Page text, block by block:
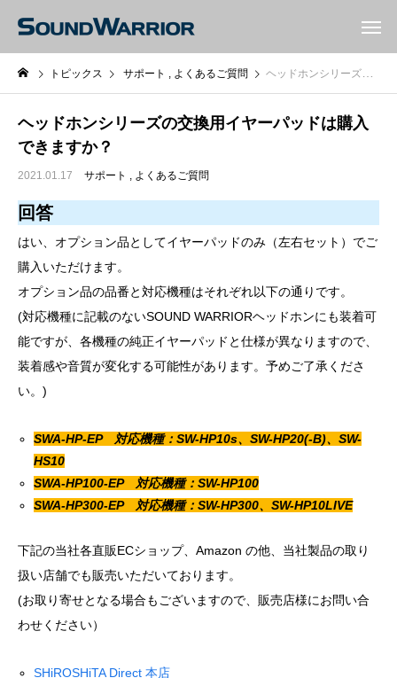
トピックス サポート よくあるご質問 ヘッドホンシリーズの交換用イヤーパッドは購入できますか？
ヘッドホンシリーズの交換用イヤーパッドは購入
できますか？
2021.01.17 サポート よくあるご質問
回答
はい、オプション品としてイヤーパッドのみ（左右セット）でご
購入いただけます。
オプション品の品番と対応機種はそれぞれ以下の通りです。
(対応機種に記載のないSOUND WARRIORヘッドホンにも装着可
能ですが、各機種の純正イヤーパッドと仕様が異なりますので、
装着感や音質が変化する可能性があります。予めご了承くださ
い。)
SWA-HP-EP 対応機種：SW-HP10s、SW-HP20(-B)、SW-
HS10
SWA-HP100-EP 対応機種：SW-HP100
SWA-HP300-EP 対応機種：SW-HP300、SW-HP10LIVE
下記の当社各直販ECショップ、Amazon の他、当社製品の取り
扱い店舗でも販売いただいております。
(お取り寄せとなる場合もございますので、販売店様にお問い合
わせください）
SHiROSHiTA Direct 本店